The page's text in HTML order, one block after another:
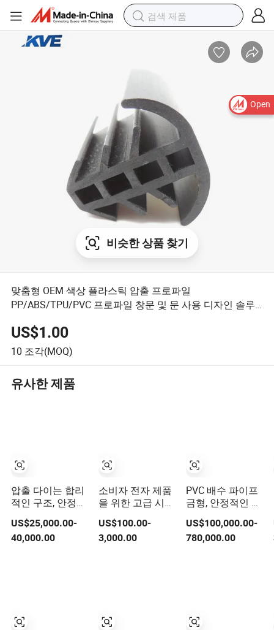
Open
비슷한 상품 찾기
맞춤형 OEM 색상 플라스틱 압출 프로파일
PP/ABS/TPU/PVC 프로파일 창문 및 문 사용 디자인 솔루
US$1.00
10 조각(MOQ)
유사한 제품
압출 다이는 합리
적인 구조, 안정적
인 작동 및 낮은
소음을 특징으로
합니다
US$25,000.00-
40,000.00
소비자 전자 제품
을 위한 고급 시뮬
레이션 맞춤형 정
밀 알루미늄 합금
압출 금형 세트
US$100.00-
3,000.00
PVC 배수 파이프
금형, 안정적인 배
출, 건설 프로젝트
에 적합
US$100,000.00-
780,000.00